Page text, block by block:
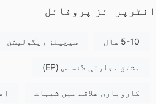
ہیں۔
ویکی ایف ایکس فیلڈ سروے
ریگولیٹری ایڈریس کا دورہ کیا،
انٹرپرائز پروفائل
5-10 سال سیچیلز ریگولیشن
مشتق تجارتی لائسنس (EP)
کاروباری علاقے میں شبہات